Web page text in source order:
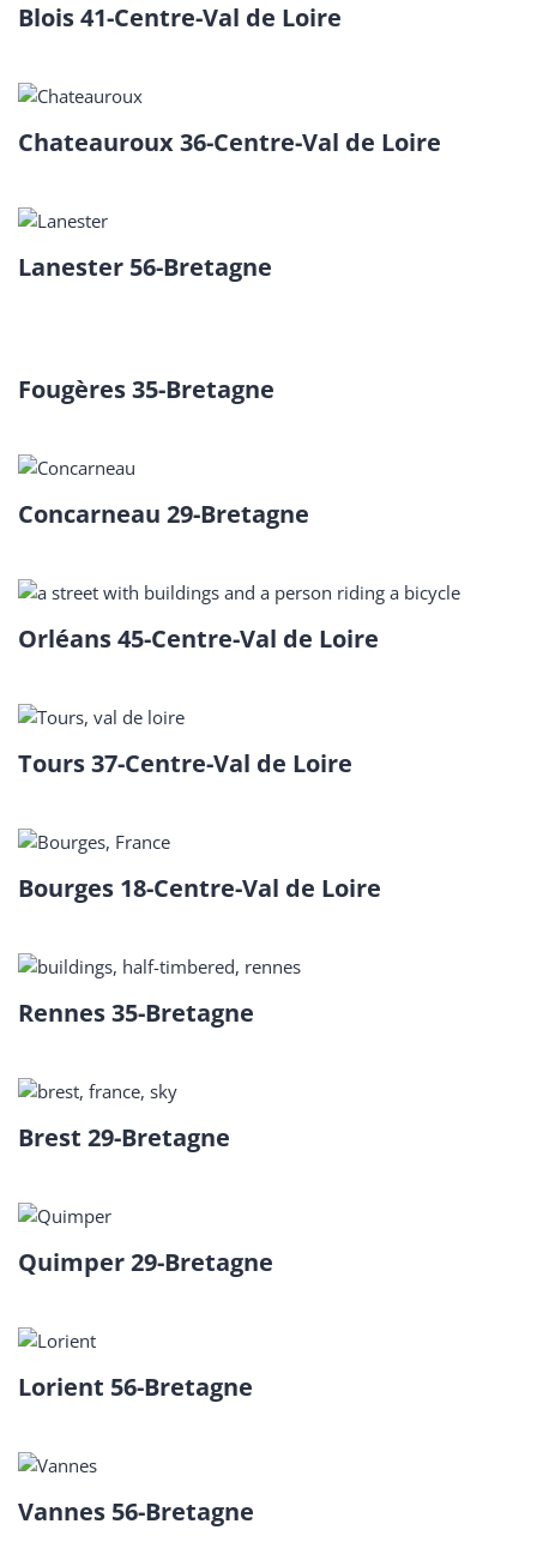
Blois 41-Centre-Val de Loire
Chateauroux 36-Centre-Val de Loire
Lanester 56-Bretagne
Fougères 35-Bretagne
Concarneau 29-Bretagne
Orléans 45-Centre-Val de Loire
Tours 37-Centre-Val de Loire
Bourges 18-Centre-Val de Loire
Rennes 35-Bretagne
Brest 29-Bretagne
Quimper 29-Bretagne
Lorient 56-Bretagne
Vannes 56-Bretagne